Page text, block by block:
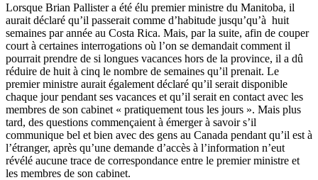
Lorsque Brian Pallister a été élu premier ministre du Manitoba, il
aurait déclaré qu’il passerait comme d’habitude jusqu’qu’à huit
semaines par année au Costa Rica. Mais, par la suite, afin de couper
court à certaines interrogations où l’on se demandait comment il
pourrait prendre de si longues vacances hors de la province, il a dû
réduire de huit à cinq le nombre de semaines qu’il prenait. Le
premier ministre aurait également déclaré qu’il serait disponible
chaque jour pendant ses vacances et qu’il serait en contact avec les
membres de son cabinet « pratiquement tous les jours ». Mais plus
tard, des questions commençaient à émerger à savoir s’il
communique bel et bien avec des gens au Canada pendant qu’il est à
l’étranger, après qu’une demande d’accès à l’information n’eut
révélé aucune trace de correspondance entre le premier ministre et
les membres de son cabinet.